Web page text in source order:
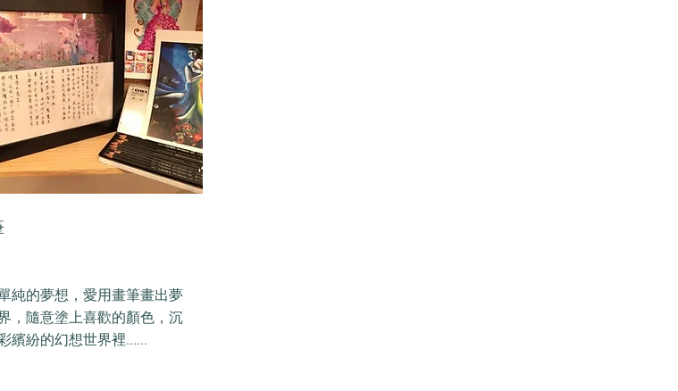
純的夢想，愛用畫筆畫出夢
，隨意塗上喜歡的顏色，沉
繽紛的幻想世界裡......